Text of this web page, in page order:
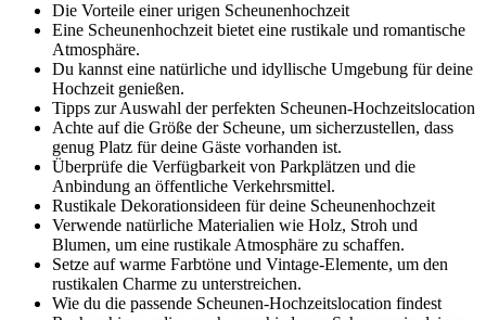
Die Vorteile einer urigen Scheunenhochzeit
Eine Scheunenhochzeit bietet eine rustikale und romantische
Atmosphäre.
Du kannst eine natürliche und idyllische Umgebung für deine
Hochzeit genießen.
Tipps zur Auswahl der perfekten Scheunen-Hochzeitslocation
Achte auf die Größe der Scheune, um sicherzustellen, dass
genug Platz für deine Gäste vorhanden ist.
Überprüfe die Verfügbarkeit von Parkplätzen und die
Anbindung an öffentliche Verkehrsmittel.
Rustikale Dekorationsideen für deine Scheunenhochzeit
Verwende natürliche Materialien wie Holz, Stroh und
Blumen, um eine rustikale Atmosphäre zu schaffen.
Setze auf warme Farbtöne und Vintage-Elemente, um den
rustikalen Charme zu unterstreichen.
Wie du die passende Scheunen-Hochzeitslocation findest